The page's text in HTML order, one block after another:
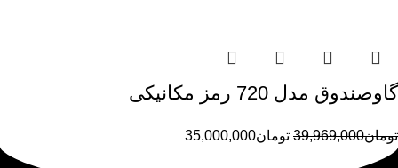
گاوصندوق مدل 720 رمز مکانیکی
تومان39,969,000 تومان35,000,000